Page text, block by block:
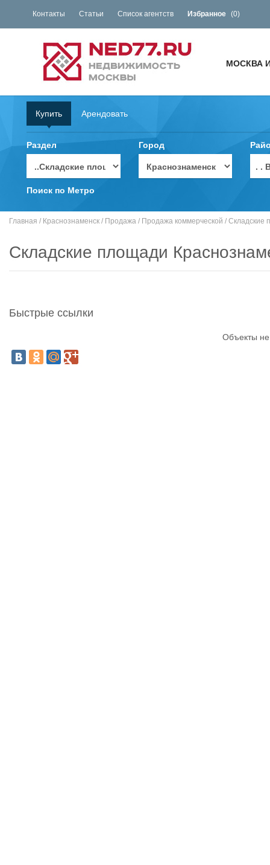
Контакты Статьи Список агентств Избранное (0)
МОСКВА
Купить Арендовать
Раздел Город
. .
Поиск по Метро
Главная / Краснознаменск / Продажа / Продажа коммерческой / Складские
Складские площади
Быстрые ссылки
Объекты